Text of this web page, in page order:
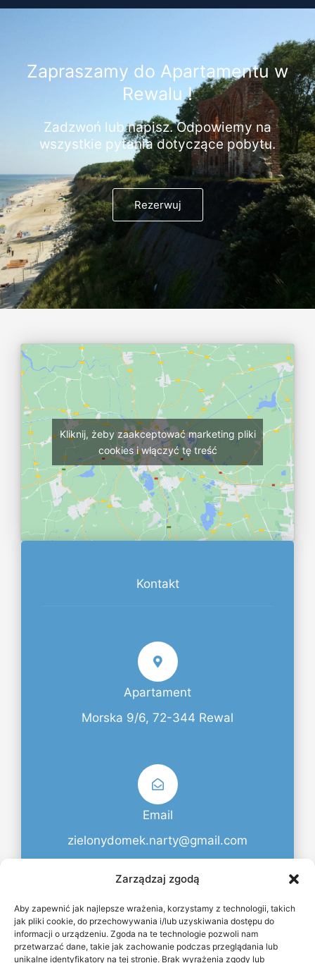
Zarządzaj zgodą
Aby zapewnić jak najlepsze wrażenia, korzystamy z technologii, takich
jak pliki cookie, do przechowywania i/lub uzyskiwania dostępu do
informacji o urządzeniu. Zgoda na te technologie pozwoli nam
przetwarzać dane, takie jak zachowanie podczas przeglądania lub
unikalne identyfikatory na tej stronie. Brak wyrażenia zgody lub
Zapraszamy do Apartamentu w
Rewalu !
Zadzwoń lub napisz. Odpowiemy na
wszystkie pytania dotyczące pobytu.
Rezerwuj
F
a
c
I
n
s
M
a
p
Kontakt
Apartament
Morska 9/6, 72-344 Rewal
Email
zielonydomek.narty@gmail.com
Zadzwoń
Kliknij, żeby zaakceptować marketing pliki
cookies i włączyć tę treść